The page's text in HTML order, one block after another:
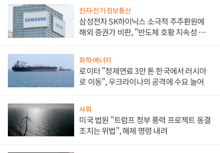
전자·전기·정보통신
삼성전자 SK하이닉스 소극적 주주환원에
해외 증권가 비판, "반도체 호황 지속성 의
화학·에너지
로이터 "정제연료 3만 톤 한국에서 러시아
로 이동", 우크라이나의 공격에 수요 늘어
사회
미국 법원 "트럼프 정부 풍력 프로젝트 동결
조치는 위법", 해제 명령 내려